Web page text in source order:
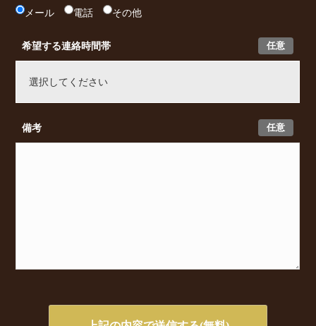
メール 電話 その他
任意
希望する連絡時間帯
任意
備考